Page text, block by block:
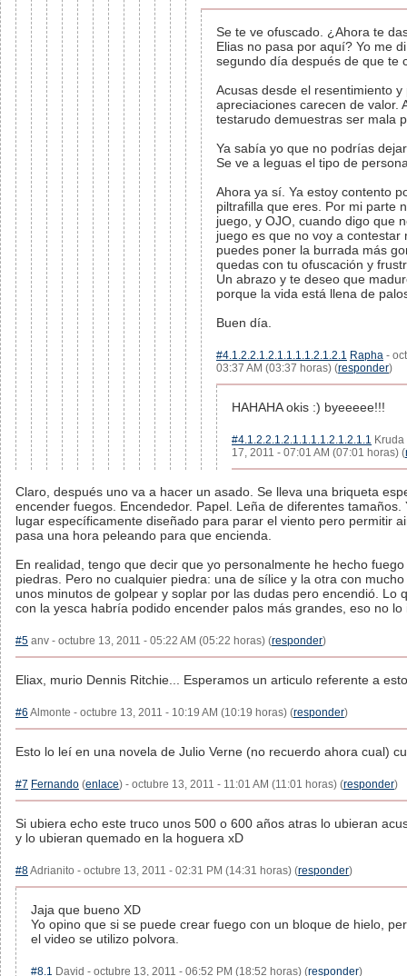
Se te ve ofuscado. ¿Ahora te
Elias no pasa por aquí? Yo me
segundo día después de que te
Acusas desde el resentimiento y
apreciaciones carecen de valor.
testarudo demuestras ser mala
Ya sabía yo que no podrías
Se ve a leguas el tipo de
Ahora ya sí. Ya estoy contento
piltrafilla que eres. Por mi parte
juego, y OJO, cuando digo que
juego es que no voy a contestar
puedes poner la burrada más
quedas con tu ofuscación y
Un abrazo y te deseo que
porque la vida está llena de
Buen día.
#4.1.2.2.1.2.1.1.1.1.2.1.2.1 Rapha -
03:37 AM (03:37 horas) (responder)
HAHAHA okis :) byeeeee!!!
#4.1.2.2.1.2.1.1.1.1.2.1.2.1.1
17, 2011 - 07:01 AM (07:01 horas) (
Claro, después uno va a hacer un asado. Se lleva una briqueta
encender fuegos. Encendedor. Papel. Leña de diferentes tamaños.
lugar específicamente diseñado para parar el viento pero permitir
pasa una hora peleando para que encienda.
En realidad, tengo que decir que yo personalmente he hecho
piedras. Pero no cualquier piedra: una de sílice y la otra con
unos minutos de golpear y soplar por las dudas pero encendió. Lo
con la yesca habría podido encender palos más grandes, eso no lo
#5 anv - octubre 13, 2011 - 05:22 AM (05:22 horas) (responder)
Eliax, murio Dennis Ritchie... Esperamos un articulo referente a
#6 Almonte - octubre 13, 2011 - 10:19 AM (10:19 horas) (responder)
Esto lo leí en una novela de Julio Verne (no recuerdo ahora cual)
#7 Fernando (enlace) - octubre 13, 2011 - 11:01 AM (11:01 horas) (responder)
Si ubiera echo este truco unos 500 o 600 años atras lo ubieran
y lo ubieran quemado en la hoguera xD
#8Adrianito - octubre 13, 2011 - 02:31 PM (14:31 horas) (responder)
Jaja que bueno XD
Yo opino que si se puede crear fuego con un bloque de hielo,
el video se utilizo polvora.
#8.1 David - octubre 13, 2011 - 06:52 PM (18:52 horas) (responder)